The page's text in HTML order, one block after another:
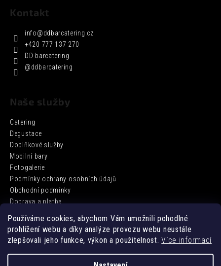
Používáme cookies, abychom Vám umožnili pohodlné
prohlížení webu a díky analýze provozu webu neustále
zlepšovali jeho funkce, výkon a použitelnost.Více informací
Kontakt
info@ddbarcatering.cz
+420 777 137 270
DD barcatering
@ddbarcatering
Naše služby
Catering
Degustace
Doplňkové služby
Mobilní bary
Fotogalerie
Podmínky ochrany osobních údajů
Obchodní podmínky
Doprava a platba
Facebook